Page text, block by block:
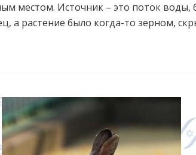
местом. Источник – это поток
а растение было когда-то зерном,